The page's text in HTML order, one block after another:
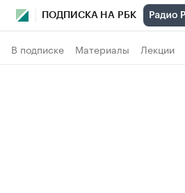
ПОДПИСКА НА РБК
В подписке Материалы Лекции